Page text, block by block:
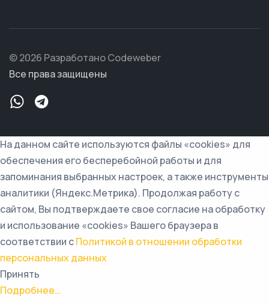
© 2026 Разработано Codeweber
Все права защищены
На данном сайте используются файлы «cookies» для
обеспечения его бесперебойной работы и для
запоминания выбранных настроек, а также инструменты
аналитики (Яндекс.Метрика). Продолжая работу с
сайтом, Вы подтверждаете свое согласие на обработку
и использование «cookies» Вашего браузера в
соответствии сПолитикой в отношении обработки
персональных данных
Принять
Подробнее…